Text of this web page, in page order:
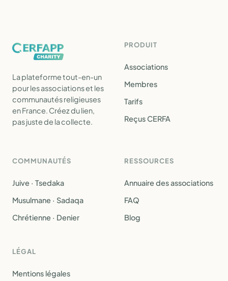
La plateforme tout-en-un
pour les associations et les
communautés religieuses
en France. Créez du lien,
pas juste de la collecte.
PRODUIT
Associations
Membres
Tarifs
Reçus CERFA
COMMUNAUTÉS
Juive · Tsedaka
Musulmane · Sadaqa
Chrétienne · Denier
RESSOURCES
Annuaire des associations
FAQ
Blog
LÉGAL
Mentions légales